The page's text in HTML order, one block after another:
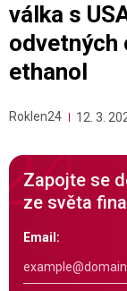
válka s
odvetných
ethanol
Roklen24 12. 3.
Zapojte se
ze světa
Email: